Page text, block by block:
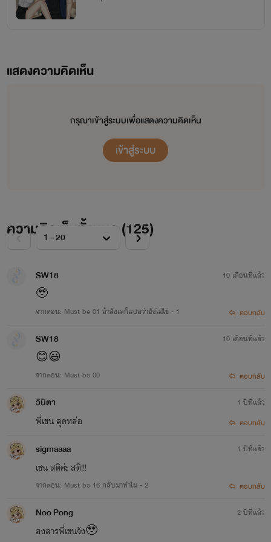
แสดงความคิดเห็น
กรุณาเข้าสู่ระบบเพื่อแสดงความคิดเห็น
เข้าสู่ระบบ
ความคิดเห็นทั้งหมด (125)
SW18
🥹
จากตอน: Must be 01 ถ้าลังเลก็แปลว่ายังไม่ใช่ - 1
10 เดือนที่แล้ว
ตอบกลับ
SW18
😊😃
จากตอน: Must be 00
10 เดือนที่แล้ว
ตอบกลับ
วินิตา
พี่เชน สุดหล่อ
1 ปีที่แล้ว
ตอบกลับ
sigmaaaa
เชน สติค่ะ สติ!!!
จากตอน: Must be 16 กลับมาทำไม - 2
1 ปีที่แล้ว
ตอบกลับ
Noo Pong
สงสารพี่เชนจัง🥹
2 ปีที่แล้ว